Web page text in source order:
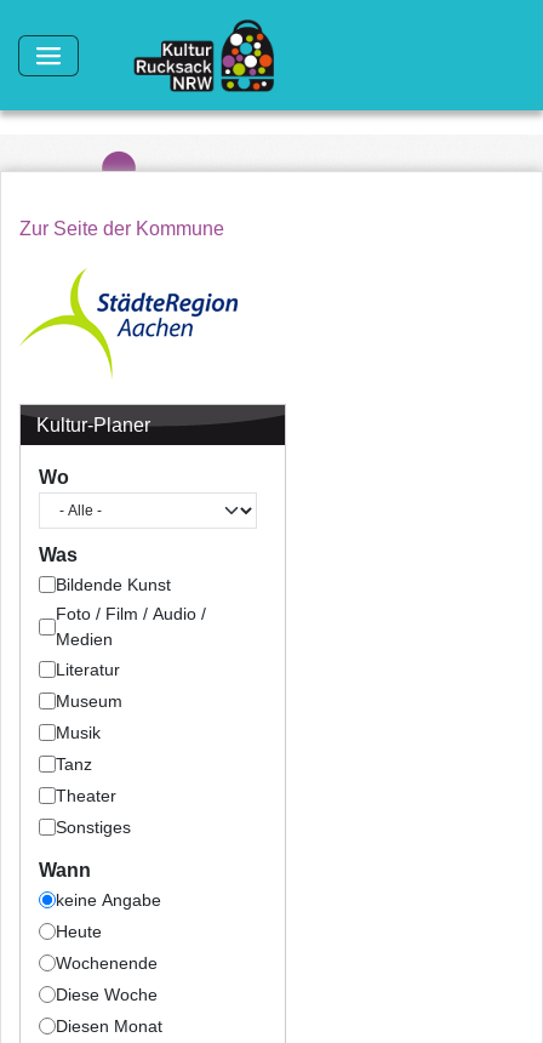
Zur Seite der Kommune
Kultur-Planer
Wo
Was
Bildende Kunst
Foto / Film / Audio /
Medien
Literatur
Museum
Musik
Tanz
Theater
Sonstiges
Wann
keine Angabe
Heute
Wochenende
Diese Woche
Diesen Monat